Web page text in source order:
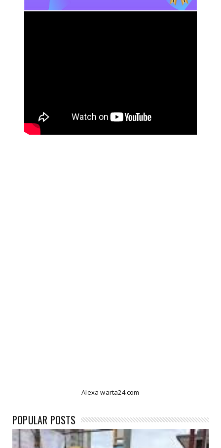
Alexa warta24.com
POPULAR POSTS